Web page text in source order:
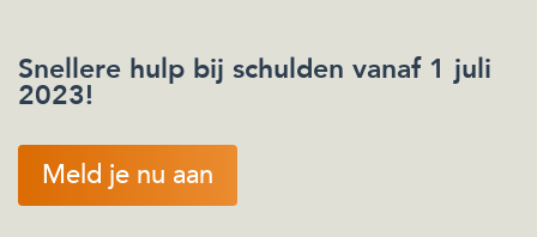
Snellere hulp bij schulden vanaf 1 juli
2023!
Meld je nu aan